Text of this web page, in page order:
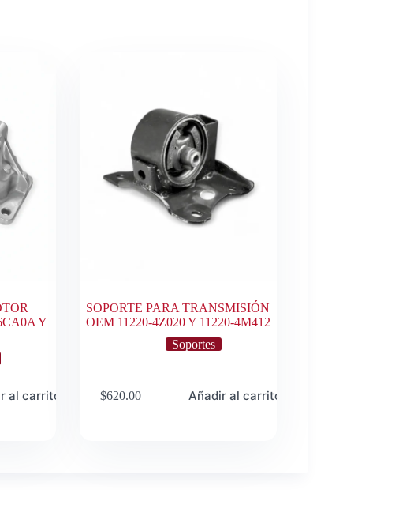
Y
al carrito
SOPORTE PARA TRANSMISIÓN
OEM 11220-4Z020 Y 11220-4M412
Soportes
$620.00 Añadir al carrito